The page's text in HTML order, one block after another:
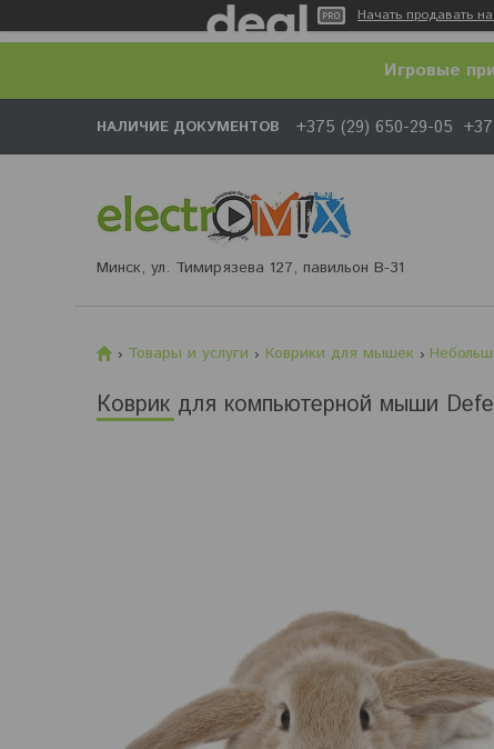
Начать продавать
Игровые
НАЛИЧИЕ ДОКУМЕНТОВ +375 (29) 650-29-05
Минск, ул. Тимирязева 127, павильон В-31
Товары и услуги Коврики для мышек
Коврик для компьютерной мыши